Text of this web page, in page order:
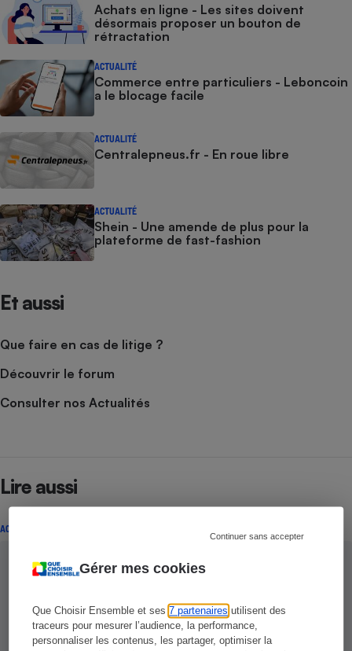
Gérer mes cookies
Que Choisir Ensemble et ses7 partenaires utilisent des
traceurs pour mesurer l’audience, la performance,
personnaliser les contenus, les partager, optimiser la
Continuer sans accepter
Achats en ligne - Les sites doivent
désormais proposer un bouton de
rétractation
ACTUALITÉ
Commerce entre particuliers - Leboncoin
a le blocage facile
ACTUALITÉ
Centralepneus.fr - En roue libre
ACTUALITÉ
Shein - Une amende de plus pour la
plateforme de fast-fashion
Et aussi
Que faire en cas de litige ?
Découvrir le forum
Consulter nos Actualités
Lire aussi
ACTION QUE CHOISIR ENSEMBLE